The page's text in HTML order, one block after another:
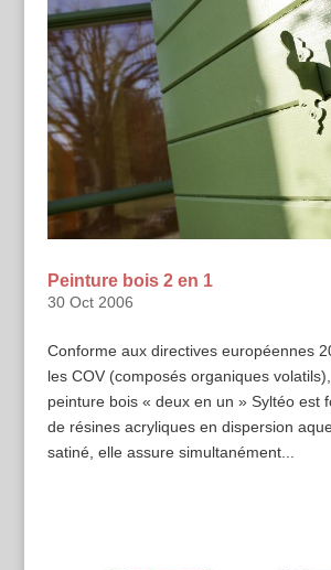
Peinture bois 2 en 1
30 Oct 2006
Conforme aux directives européennes
les COV (composés organiques
peinture bois « deux en un » Syltéo est
de résines acryliques en dispersion
satiné, elle assure simultanément...